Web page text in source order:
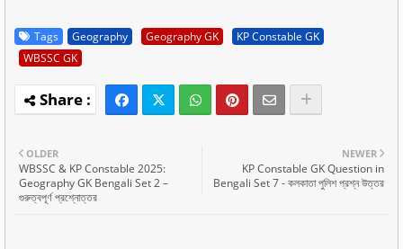
Tags Geography Geography GK
KP Constable GK
WBSSC GK
NEWER
KP Constable GK Question in
Bengali Set 7 - কলকাতা পুলিশ প্রশ্ন উত্তর
OLDER
WBSSC & KP Constable 2025:
Geography GK Bengali Set 2 –
গুরুত্বপূর্ণ প্রশ্নোত্তর